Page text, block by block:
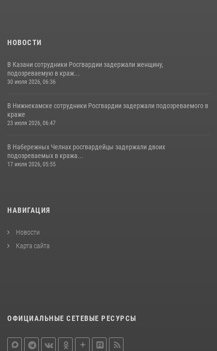
НОВОСТИ
В Казани сотрудники Росгвардии задержали женщину,
подозреваемую в краж...
30 июля 2026, 06:36
В Нижнекамске сотрудники Росгвардии задержали подозреваемого в
краже
23 июля 2026, 06:47
В Набережных Челнах росгвардейцы задержали двоих
подозреваемых в кража...
17 июля 2026, 05:55
НАВИГАЦИЯ
Новости
Карта сайта
ОФИЦИАЛЬНЫЕ СЕТЕВЫЕ РЕСУРСЫ